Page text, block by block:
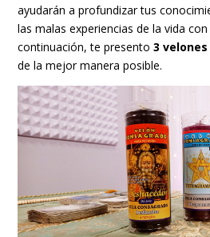
ayudarán a profundizar tus
las malas experiencias de la vida
continuación, te presento3
de la mejor manera posible.